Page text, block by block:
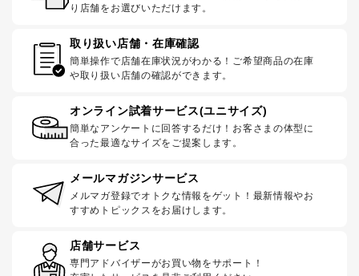
り店舗をお選びいただけます。
取り扱い店舗・在庫確認
簡単操作で店舗在庫状況がわかる！ご希望商品の在庫
や取り扱い店舗の確認ができます。
オンライン試着サービス(ユニサイズ)
簡単なアンケートに回答するだけ！お客さまの体型に
合った最適なサイズをご提案します。
メールマガジンサービス
メルマガ登録でオトクな情報をゲット！最新情報やお
すすめトピックスをお届けします。
店舗サービス
専門アドバイザーがお買い物をサポート！